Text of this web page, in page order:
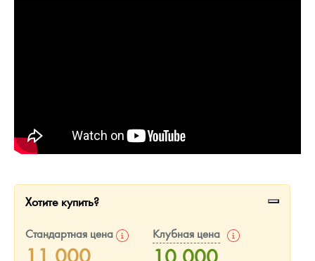
Книги по нумизматике
Хотите купить?
Стандартная цена
11 000
Клубная цена